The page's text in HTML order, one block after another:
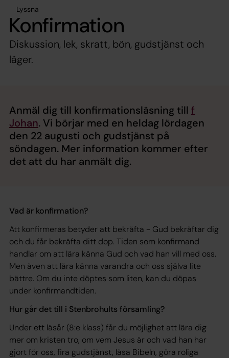
Lyssna
Konfirmation
Diskussion, lek, skratt, bön, gudstjänst och
läger.
Anmäl dig till konfirmationsläsning till f
Johan. Vi börjar med en heldag lördagen
den 22 augusti och gudstjänst på
söndagen. Mer information kommer efter
det att du har anmält dig.
Vad är konfirmation?
Att konfirmeras betyder att bekräfta - Gud bekräftar dig
och du får bekräfta ditt dop. Tiden som konfirmand
handlar om att lära känna Gud och vad han vill med oss.
Men även att lära känna varandra och oss själva lite
bättre. Om du inte döptes som liten, kan du döpas
under konfirmandtiden.
Hur går det till i Stenbrohults församling?
Under ett läsår (8:e klass) får du möjlighet att lära dig
mer om kristen tro, om vem Jesus är och vad han har
gjort för oss, fira gudstjänst, läsa Bibeln, göra roliga